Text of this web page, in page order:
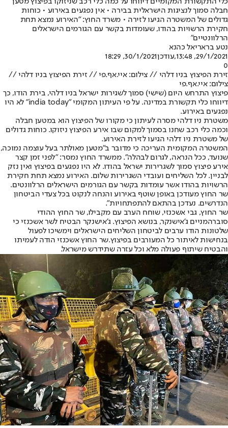
חבלה סמוך לנציגות הישראלית בבירה • אין נפגעים באירוע • כוחות
גדולים של המשטרה הגיעו לזירה • משרד החוץ: "האירוע נמצא תחת
חקירת הרשויות בהודו, שעומדות בקשר עם הגורמים הישראלים
הרלוונטיים"
נטע בראריאל כהנא
29/1/2021, 13:48
,עודכן30/1/2021, 18:29
0
זירת הפיצוץ בניו דלהי // צילום: איי.אף.פי // זירת הפיצוץ בניו דלהי //
צילום: איי.אף.פי
פיצוץ התרחש היום (שישי) סמוך לשגירות ישראל בניו דלהי, בירת הודו, כך
דיווחו כלי תקשורת במדינה. על פי העיתון המקומי "india today" לא היו
נפגעים באירוע.
משטרת ניו דלהי מסרה לעיתון כי מקורו של הפיצוץ הוא במטען חבלה
וכמה כלי רכב שחנו בסמוך למקום שבו אירע הפיצוץ ניזוקו. כוחות גדולים
של משטרת ניו דלהי הגיעו לזירת האירוע.
המשטרה המקומית העריכה כי מדובר ב"מטען מאולתר בעל עוצמה נמוכה,
שנועד, ככל הנראה, לגרום לבהלה". ממשרד החוץ נמסר: "לפני זמן קצר
אירע פיצוץ סמוך לשגרירות ישראל בהודו. לא היו נפגעים בפיצוץ ואין נזק
לבניין. לכל השליחים ועובדי השגרירות שלום. האירוע נמצא תחת חקירת
הרשויות בהודו אשר עומדות בקשר עם הגורמים הישראלים הרלוונטים.
שר החוץ מעודכן באופן שוטף באירוע והנחה לנקוט בכל צעדי הביטחון
הנדרשים. נעדכן בהתאם להתפתחויות".
שר החוץ, גבי אשכנזי, שוחח הערב עם מקבילו, שר החוץ ההודי
סוברהמניים ג'אישנקר, בנושא הפיצוץ. ג'אישנקר הבטיח לשר אשכנזי כי
שלטונות הודו ערבים לביטחון השליחים הישראלים וימשיכו לפעול
בנחישות לאיתור כל המעורבים בפיצוץ.שר החוץ אשכנזי הודה לעמיתו
והבטיח שיתוף פעולה מלא וכל עזרה שתידרש מישראל.